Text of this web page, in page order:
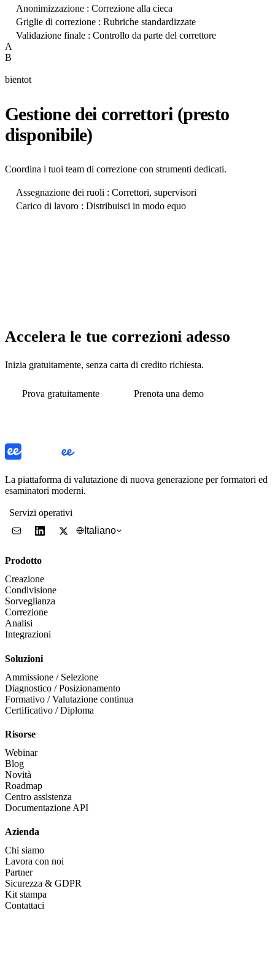
Anonimizzazione : Correzione alla cieca
Griglie di correzione : Rubriche standardizzate
Validazione finale : Controllo da parte del correttore
A
B
bientot
Gestione dei correttori (presto
disponibile)
Coordina i tuoi team di correzione con strumenti dedicati.
Assegnazione dei ruoli : Correttori, supervisori
Carico di lavoro : Distribuisci in modo equo
Accelera le tue correzioni adesso
Inizia gratuitamente, senza carta di credito richiesta.
Prova gratuitamente Prenota una demo
La piattaforma di valutazione di nuova generazione per formatori ed
esaminatori moderni.
Servizi operativi
Italiano
Prodotto
Creazione
Condivisione
Sorveglianza
Correzione
Analisi
Integrazioni
Soluzioni
Ammissione / Selezione
Diagnostico / Posizionamento
Formativo / Valutazione continua
Certificativo / Diploma
Risorse
Webinar
Blog
Novità
Roadmap
Centro assistenza
Documentazione API
Azienda
Chi siamo
Lavora con noi
Partner
Sicurezza & GDPR
Kit stampa
Contattaci